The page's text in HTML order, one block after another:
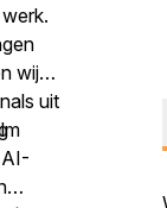
wij
uit